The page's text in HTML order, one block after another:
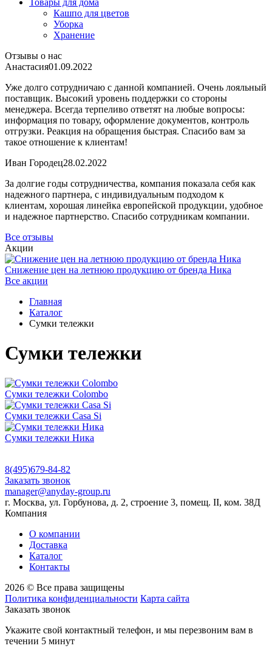
Товары для дома
Кашпо для цветов
Уборка
Хранение
Отзывы о нас
Анастасия01.09.2022
Уже долго сотрудничаю с данной компанией. Очень лояльный
поставщик. Высокий уровень поддержки со стороны
менеджера. Всегда терпеливо ответят на любые вопросы:
информация по товару, оформление документов, контроль
отгрузки. Реакция на обращения быстрая. Спасибо вам за
такое отношение к клиентам!
Иван Городец28.02.2022
За долгие годы сотрудничества, компания показала себя как
надежного партнера, с индивидуальным подходом к
клиентам, хорошая линейка европейской продукции, удобное
и надежное партнерство. Спасибо сотрудникам компании.
Все отзывы
Акции
Снижение цен на летнюю продукцию от бренда Ника
Все акции
Главная
Каталог
Сумки тележки
Сумки тележки
Сумки тележки Colombo
Сумки тележки Сasa Si
Сумки тележки Ника
8(495)679-84-82
Заказать звонок
manager@anyday-group.ru
г. Москва, ул. Горбунова, д. 2, строение 3, помещ. II, ком. 38Д
Компания
О компании
Доставка
Каталог
Контакты
2026 © Все права защищены
Политика конфиденциальности Карта сайта
Заказать звонок
Укажите свой контактный телефон, и мы перезвоним вам в
течении 5 минут